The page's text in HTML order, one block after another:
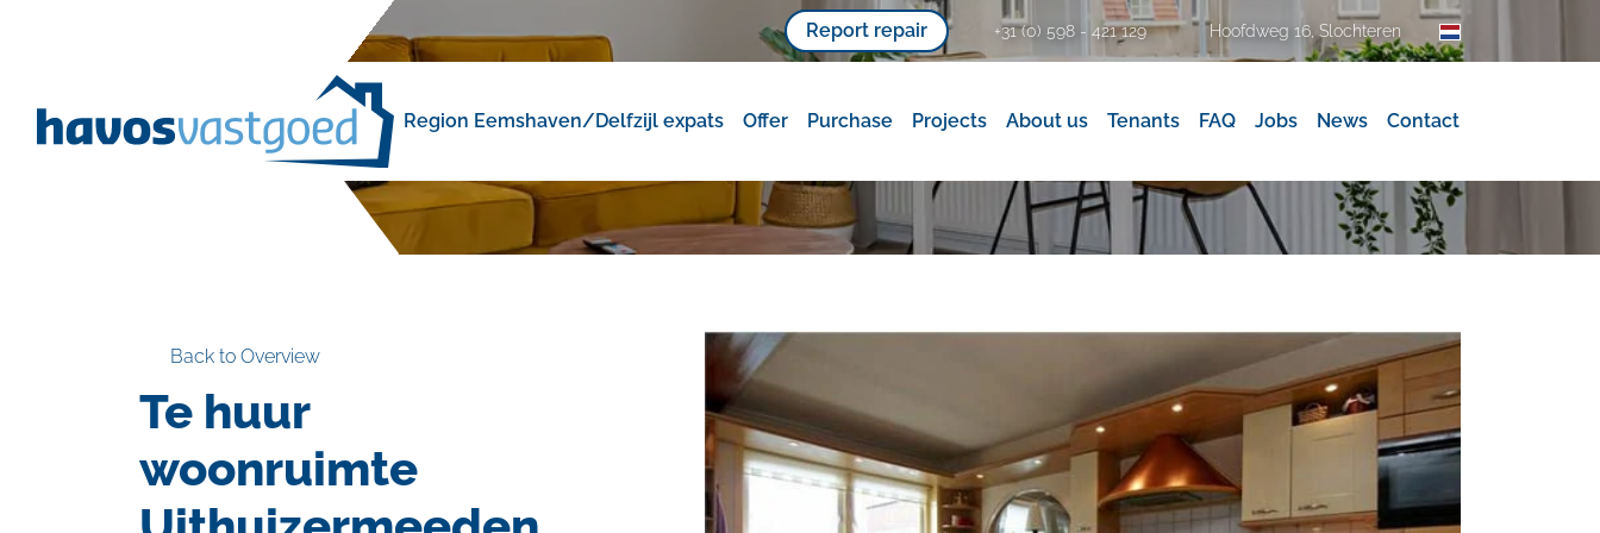
Report repair +31 (0) 598 - 421 129 Hoofdweg 16, Slochteren
Region Eemshaven/Delfzijl expats Offer Purchase Projects About us Tenants FAQ Jobs News Contact
Back to Overview
Te huur
woonruimte